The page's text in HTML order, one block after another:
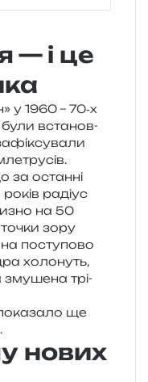
— і це
у 1960 – 70‑х
були вста­нов­
за остан­ні
раді­ус
на 50
зору
посту­по­во
холо­нуть,
зму­ше­на трі­
ще
нових